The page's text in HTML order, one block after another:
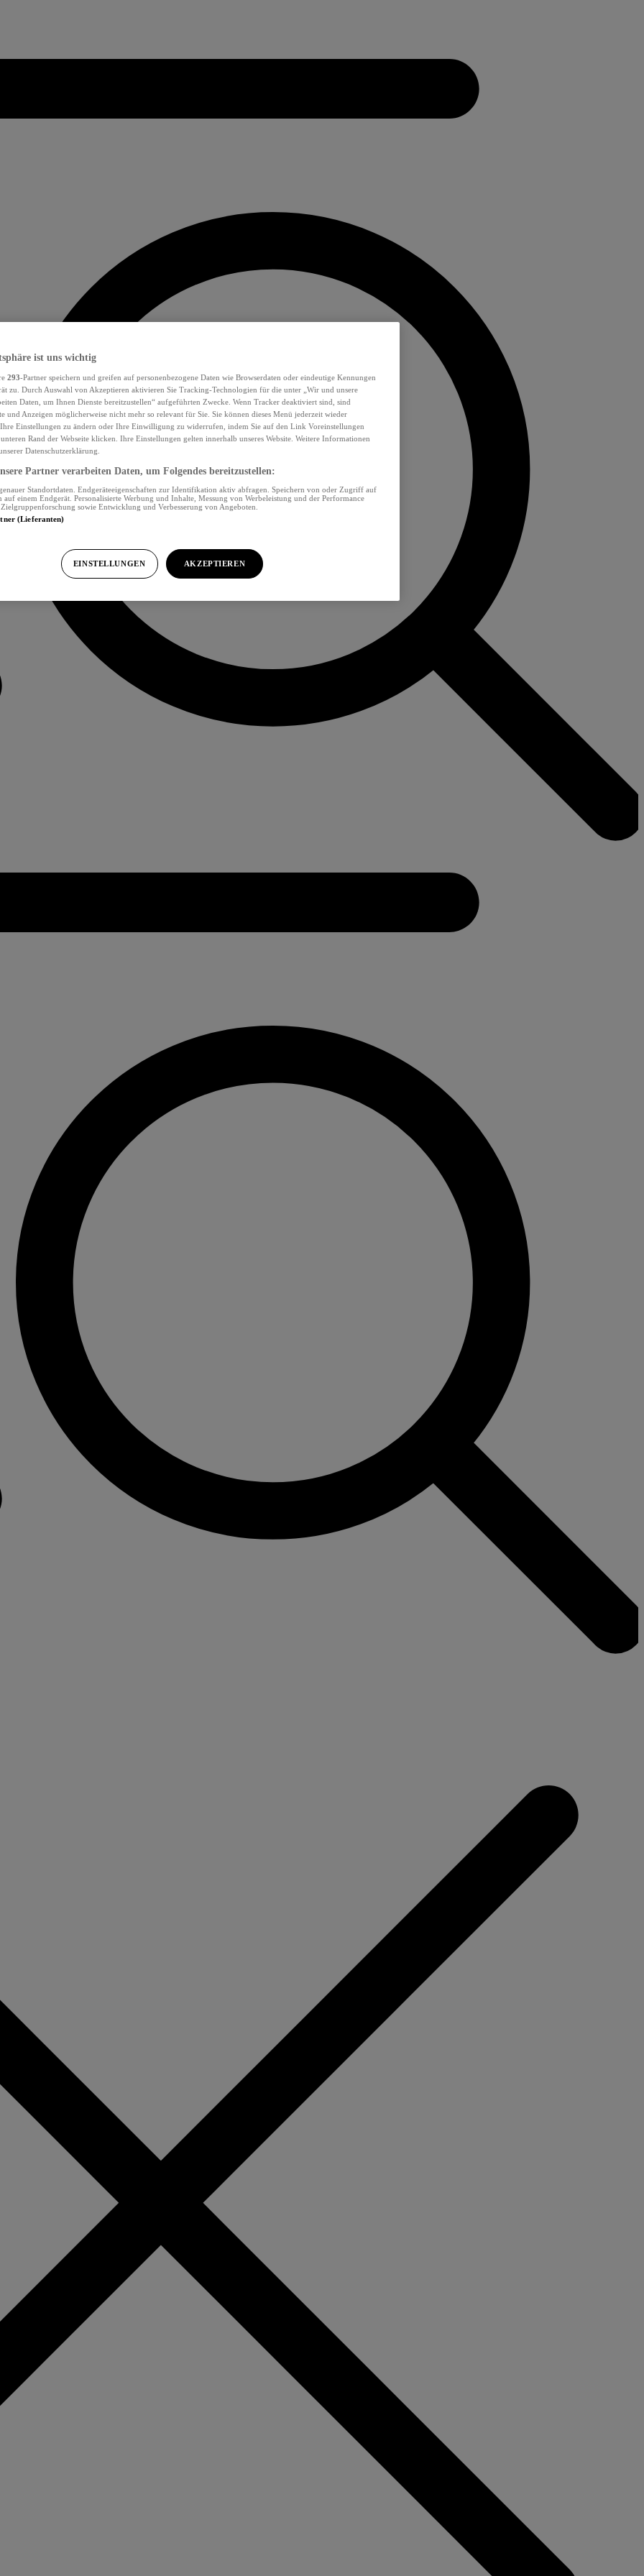
ist uns wichtig
293-Partner speichern und greifen auf personenbezogene Daten wie Browserdaten oder eindeutige Kennungen
zu. Durch Auswahl von Akzeptieren aktivieren Sie Tracking-Technologien für die unter „Wir und unsere
Daten, um Ihnen Dienste bereitzustellen“ aufgeführten Zwecke. Wenn Tracker deaktiviert sind, sind
und Anzeigen möglicherweise nicht mehr so relevant für Sie. Sie können dieses Menü jederzeit wieder
Einstellungen zu ändern oder Ihre Einwilligung zu widerrufen, indem Sie auf den Link Voreinstellungen
Rand der Webseite klicken. Ihre Einstellungen gelten innerhalb unseres Website. Weitere Informationen
Datenschutzerklärung.
Partner verarbeiten Daten, um Folgendes bereitzustellen:
Standortdaten. Endgeräteeigenschaften zur Identifikation aktiv abfragen. Speichern von oder Zugriff auf
einem Endgerät. Personalisierte Werbung und Inhalte, Messung von Werbeleistung und der Performance
sowie Entwicklung und Verbesserung von Angeboten.
(Lieferanten)
EINSTELLUNGEN AKZEPTIEREN